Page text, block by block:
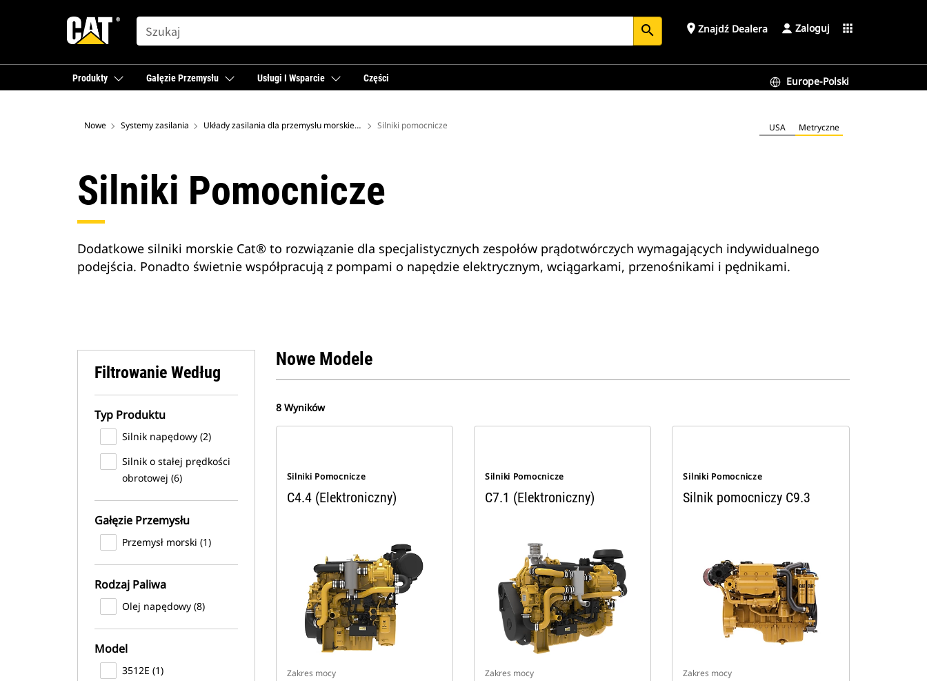
SEARCH search place Znajdź Dealera Zaloguj apps
Produkty Gałęzie Przemysłu Usługi I Wsparcie Części Europe-Polski
Nowe Systemy zasilania Układy zasilania dla przemysłu morskiego Silniki pomocnicze USA Metryczne
Silniki Pomocnicze
Dodatkowe silniki morskie Cat® to rozwiązanie dla specjalistycznych zespołów prądotwórczych wymagających indywidualnego
podejścia. Ponadto świetnie współpracują z pompami o napędzie elektrycznym, wciągarkami, przenośnikami i pędnikami.
Filtrowanie Według
Typ Produktu
Silnik napędowy (2)
Silnik o stałej prędkości
obrotowej (6)
Gałęzie Przemysłu
Przemysł morski (1)
Rodzaj Paliwa
Olej napędowy (8)
Model
3512E (1)
Nowe Modele
8 Wyników
Silniki Pomocnicze
C4.4 (Elektroniczny)
Zakres mocy
Silniki Pomocnicze
C7.1 (Elektroniczny)
Zakres mocy
Silniki Pomocnicze
Silnik pomocniczy C9.3
Zakres mocy